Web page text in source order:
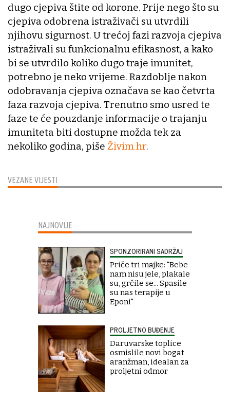
VEZANE VIJESTI
dugo cjepiva štite od korone. Prije nego što su
cjepiva odobrena istraživači su utvrdili
njihovu sigurnost. U trećoj fazi razvoja cjepiva
istraživali su funkcionalnu efikasnost, a kako
bi se utvrdilo koliko dugo traje imunitet,
potrebno je neko vrijeme. Razdoblje nakon
odobravanja cjepiva označava se kao četvrta
faza razvoja cjepiva. Trenutno smo usred te
faze te će pouzdanje informacije o trajanju
imuniteta biti dostupne možda tek za
nekoliko godina, piše Živim.hr.
NAJNOVIJE
SPONZORIRANI SADRŽAJ
Priče tri majke: "Bebe
nam nisu jele, plakale
su, grčile se... Spasile
su nas terapije u
Eponi"
PROLJETNO BUĐENJE
Daruvarske toplice
osmislile novi bogat
aranžman, idealan za
proljetni odmor